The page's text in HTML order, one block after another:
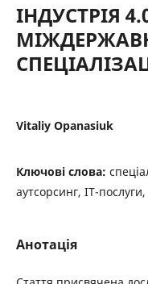
ІНДУСТРІЯ
Vitaliy Opanasiuk
Ключові слова:
аутсорсинг, ІТ-
Анотація